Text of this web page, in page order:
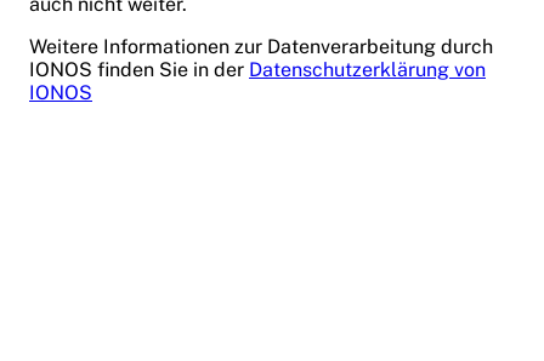
Weitere Informationen zur Datenverarbeitung durch
IONOS finden Sie in der Datenschutzerklärung von
IONOS